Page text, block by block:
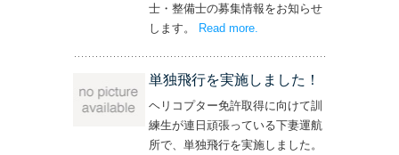
士・整備士の募集情報をお知らせ
します。
Read more– ‘飛行機・ヘリコプター
.
単独飛行を実施しました！
ヘリコプター免許取得に向けて訓
練生が連日頑張っている下妻運航
所で、単独飛行を実施しました。